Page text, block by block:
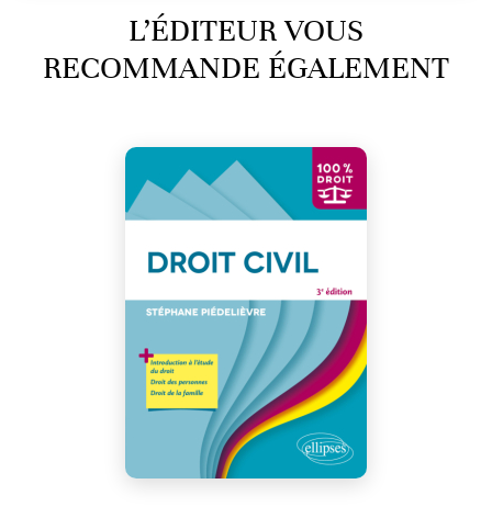
L’ÉDITEUR VOUS
RECOMMANDE ÉGALEMENT